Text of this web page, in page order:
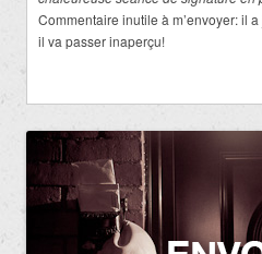
Commentaire inutile à m’envoyer: il
il va passer inaperçu!